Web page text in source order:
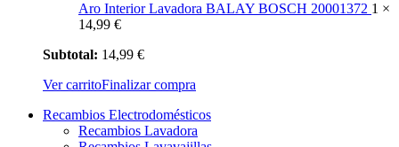
Aro Interior Lavadora BALAY BOSCH 20001372 1 ×
14,99 €
Subtotal: 14,99 €
Ver carritoFinalizar compra
Recambios Electrodomésticos
Recambios Lavadora